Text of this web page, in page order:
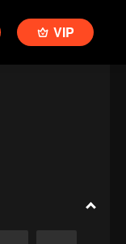
VIP